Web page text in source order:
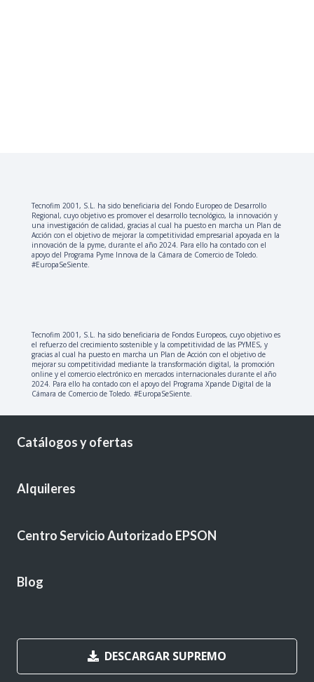
Tecnofim 2001, S.L. ha sido beneficiaria del Fondo Europeo de Desarrollo
Regional, cuyo objetivo es promover el desarrollo tecnológico, la innovación y
una investigación de calidad, gracias al cual ha puesto en marcha un Plan de
Acción con el objetivo de mejorar la competitividad empresarial apoyada en la
innovación de la pyme, durante el año 2024. Para ello ha contado con el
apoyo del Programa Pyme Innova de la Cámara de Comercio de Toledo.
#EuropaSeSiente.
Tecnofim 2001, S.L. ha sido beneficiaria de Fondos Europeos, cuyo objetivo es
el refuerzo del crecimiento sostenible y la competitividad de las PYMES, y
gracias al cual ha puesto en marcha un Plan de Acción con el objetivo de
mejorar su competitividad mediante la transformación digital, la promoción
online y el comercio electrónico en mercados internacionales durante el año
2024. Para ello ha contado con el apoyo del Programa Xpande Digital de la
Cámara de Comercio de Toledo. #EuropaSeSiente.
Catálogos y ofertas
Alquileres
Centro Servicio Autorizado EPSON
Blog
DESCARGAR SUPREMO